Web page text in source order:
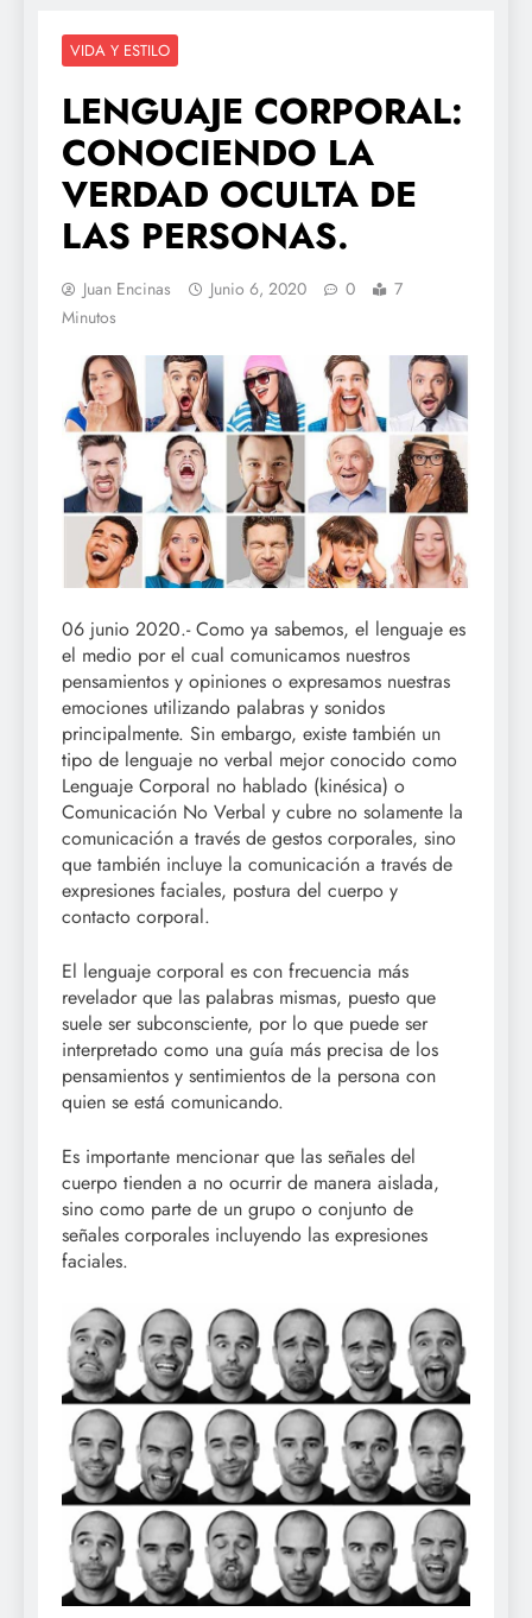
VIDA Y ESTILO
LENGUAJE CORPORAL:
CONOCIENDO LA
VERDAD OCULTA DE
LAS PERSONAS.
Juan Encinas Junio 6, 2020 0
7
Minutos
06 junio 2020.- Como ya sabemos, el lenguaje es
el medio por el cual comunicamos nuestros
pensamientos y opiniones o expresamos nuestras
emociones utilizando palabras y sonidos
principalmente. Sin embargo, existe también un
tipo de lenguaje no verbal mejor conocido como
Lenguaje Corporal no hablado (kinésica) o
Comunicación No Verbal y cubre no solamente la
comunicación a través de gestos corporales, sino
que también incluye la comunicación a través de
expresiones faciales, postura del cuerpo y
contacto corporal.
El lenguaje corporal es con frecuencia más
revelador que las palabras mismas, puesto que
suele ser subconsciente, por lo que puede ser
interpretado como una guía más precisa de los
pensamientos y sentimientos de la persona con
quien se está comunicando.
Es importante mencionar que las señales del
cuerpo tienden a no ocurrir de manera aislada,
sino como parte de un grupo o conjunto de
señales corporales incluyendo las expresiones
faciales.